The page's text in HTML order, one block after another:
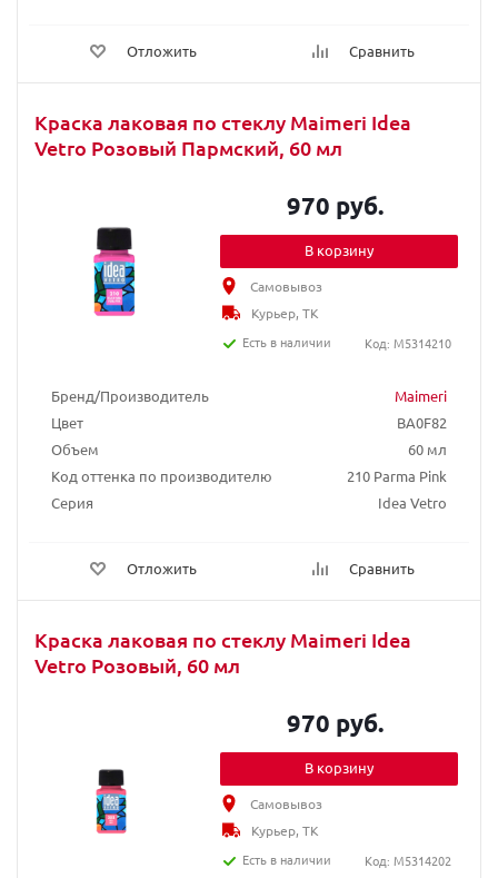
Отложить Сравнить
Краска лаковая по стеклу Maimeri Idea
Vetro Розовый Пармский, 60 мл
Бренд/Производитель
Maimeri
Цвет
BA0F82
Объем
60 мл
Код оттенка по производителю
210 Parma Pink
Серия
Idea Vetro
Отложить Сравнить
970 руб.
В корзину
Самовывоз
Курьер, ТК
Есть в наличии
Код: M5314210
Краска лаковая по стеклу Maimeri Idea
Vetro Розовый, 60 мл
970 руб.
В корзину
Самовывоз
Курьер, ТК
Есть в наличии
Код: M5314202